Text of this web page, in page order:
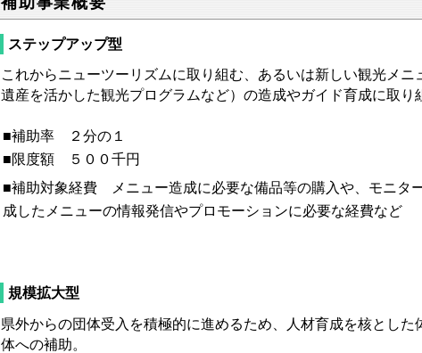
ステップアップ型
これからニューツーリズムに取り組む、あるいは新しい観光メ
遺産を活かした観光プログラムなど）の造成やガイド育成に取り
■補助率 ２分の１
■限度額 ５００千円
■補助対象経費 メニュー造成に必要な備品等の購入や、モニタ
成したメニューの情報発信やプロモーションに必要な経費など
規模拡大型
県外からの団体受入を積極的に進めるため、人材育成を核とした
体への補助。